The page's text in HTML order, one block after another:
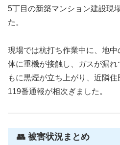
5丁目の新築マンション建設現
た。
現場では杭打ち作業中に、地
体に重機が接触し、ガスが漏
もに黒煙が立ち上がり、近隣住
119番通報が相次ぎました。
👥 被害状況まとめ